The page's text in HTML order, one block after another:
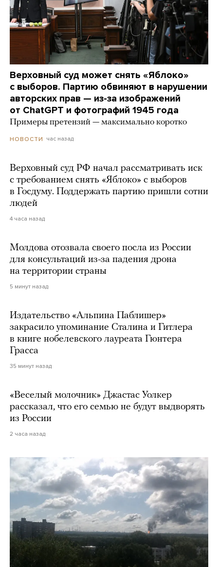
Верховный суд может снять «Яблоко»
с выборов. Партию обвиняют в нарушении
авторских прав — из-за изображений
от ChatGPT и фотографий 1945 года
Примеры претензий — максимально коротко
НОВОСТИ час назад
Верховный суд РФ начал рассматривать иск
с требованием снять «Яблоко» с выборов
в Госдуму. Поддержать партию пришли сотни
людей
4 часа назад
Молдова отозвала своего посла из России
для консультаций из-за падения дрона
на территории страны
5 минут назад
Издательство «Альпина Паблишер»
закрасило упоминание Сталина и Гитлера
в книге нобелевского лауреата Гюнтера
Грасса
35 минут назад
«Веселый молочник» Джастас Уолкер
рассказал, что его семью не будут выдворять
из России
2 часа назад